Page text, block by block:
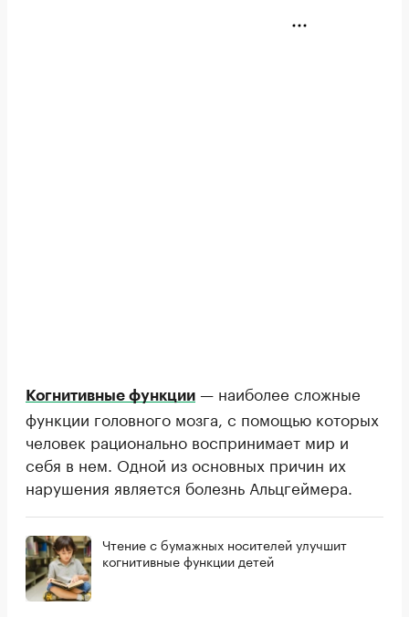
Когнитивные функции — наиболее сложные
функции головного мозга, с помощью которых
человек рационально воспринимает мир и
себя в нем. Одной из основных причин их
нарушения является болезнь Альцгеймера.
Чтение с бумажных носителей улучшит
когнитивные функции детей